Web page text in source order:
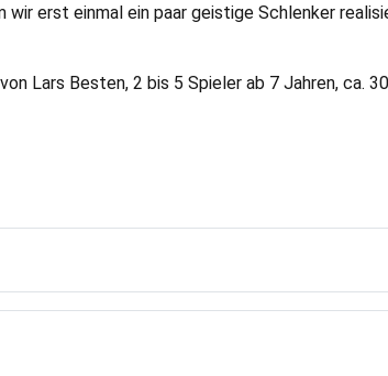
erst einmal ein paar geistige Schlenker
Lars Besten, 2 bis 5 Spieler ab 7 Jahren, ca.